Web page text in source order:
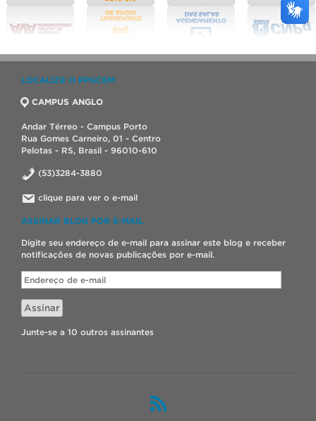
LOCALIZE O PPGCEM
CAMPUS ANGLO
Andar Térreo - Campus Porto
Rua Gomes Carneiro, 01 - Centro
Pelotas - RS, Brasil - 96010-610
(53)3284-3880
clique para ver o e-mail
ASSINAR BLOG POR E-MAIL
Digite seu endereço de e-mail para assinar este blog e receber
notificações de novas publicações por e-mail.
Endereço
de
e-
mail
Assinar
Junte-se a 10 outros assinantes